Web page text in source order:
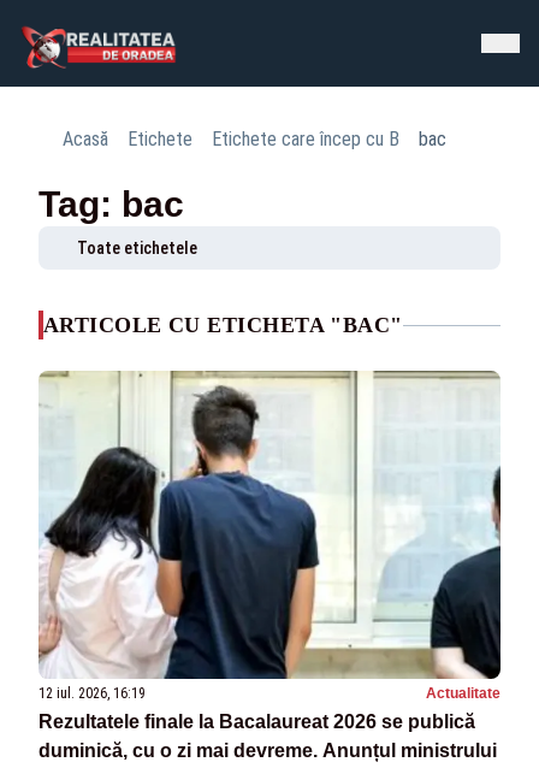
Acasă Etichete Etichete care încep cu B bac
Tag: bac
Toate etichetele
ARTICOLE CU ETICHETA "BAC"
12 iul. 2026, 16:19 Actualitate
Rezultatele finale la Bacalaureat 2026 se publică
duminică, cu o zi mai devreme. Anunțul ministrului